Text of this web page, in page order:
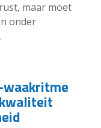
maar moet
onder
waakritme